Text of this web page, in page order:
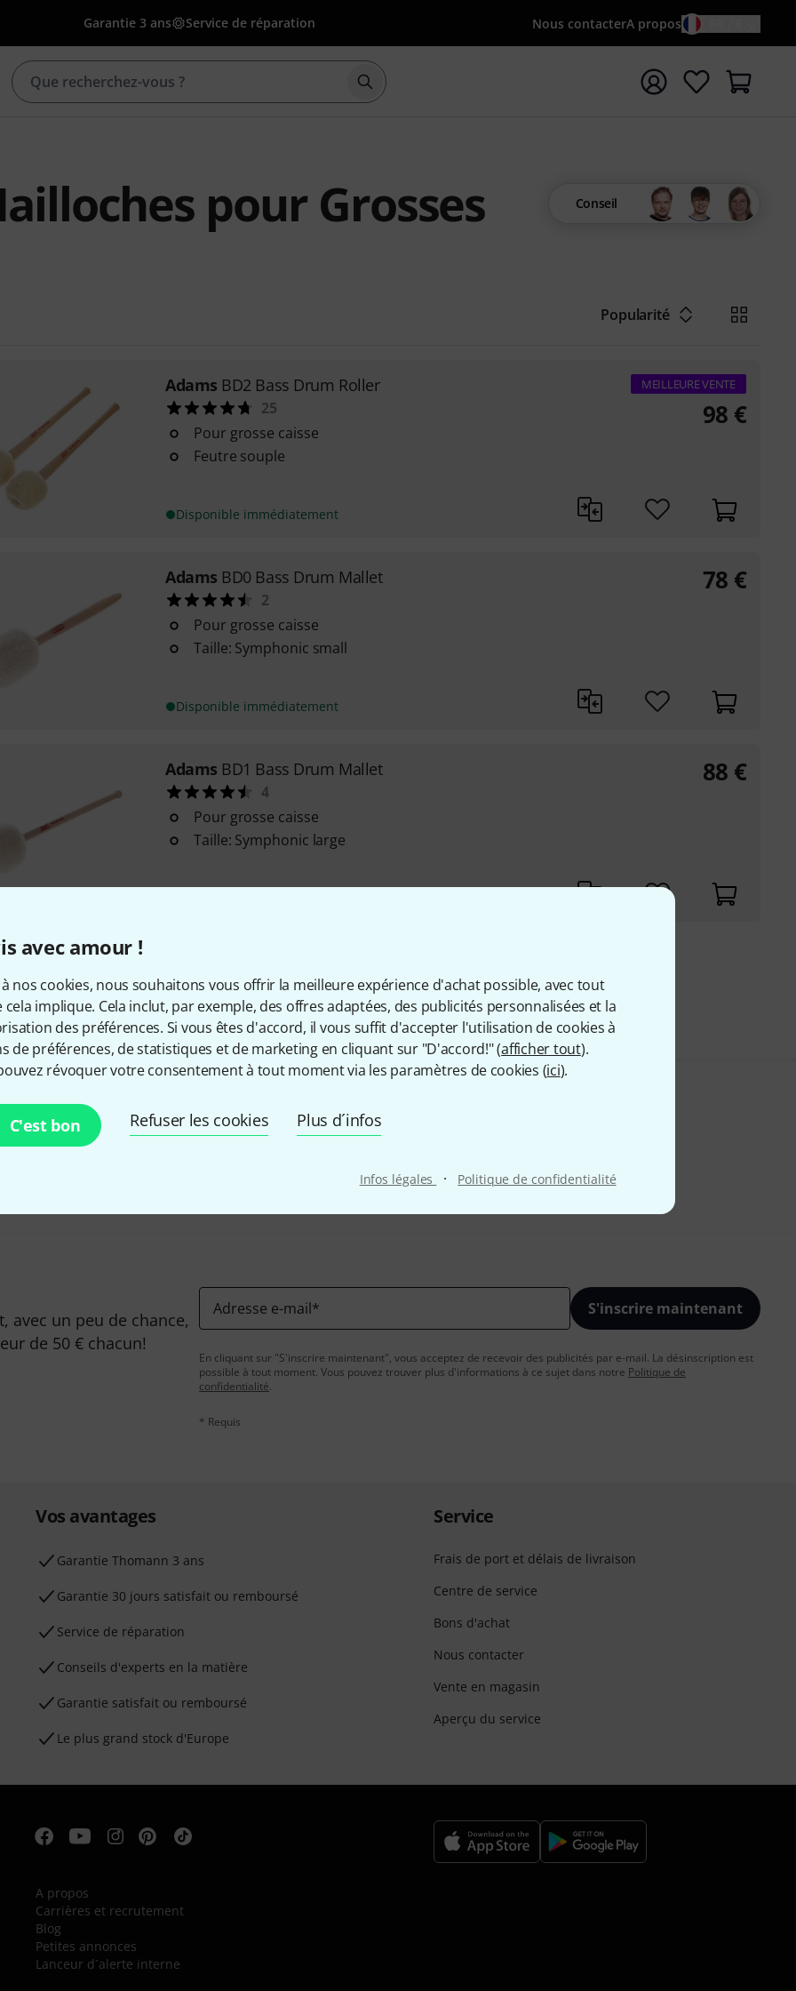
avec amour !
à nos cookies, nous souhaitons vous offrir la meilleure expérience d'achat possible, avec tout
cela implique. Cela inclut, par exemple, des offres adaptées, des publicités personnalisées et la
des préférences. Si vous êtes d'accord, il vous suffit d'accepter l'utilisation de cookies à
de préférences, de statistiques et de marketing en cliquant sur "D'accord!" (afficher tout).
révoquer votre consentement à tout moment via les paramètres de cookies (ici).
C'est bon Refuser les cookies Plus d´infos
Infos légales · Politique de confidentialité
Garantie 3 ans Service de réparation Nous contacterA propos
Démarrer la recherche avec le terme de recherche
pour Grosses
Conseil
Popularité
Adams BD2 Bass Drum Roller
25
Pour grosse caisse
Feutre souple
Disponible immédiatement
MEILLEURE VENTE
98 €
Adams BD0 Bass Drum Mallet
2
Pour grosse caisse
Taille: Symphonic small
Disponible immédiatement
78 €
Adams BD1 Bass Drum Mallet
4
Pour grosse caisse
Taille: Symphonic large
88 €
Les prix sont indiqués avec TVA comprise
Aimez-vous ce que vous voyez ?
avec un peu de chance,
de 50 € chacun!
Adresse e-mail* S'inscrire maintenant
En cliquant sur "S'inscrire maintenant", vous acceptez de recevoir des publicités par e-mail. La désinscription est
possible à tout moment. Vous pouvez trouver plus d'informations à ce sujet dans notre Politique de
confidentialité.
* Requis
Vos avantages
Ga­ran­tie Thomann 3 ans
Garantie 30 jours satisfait ou remboursé
Service de réparation
Conseils d'experts en la matière
Garantie satisfait ou remboursé
Le plus grand stock d'Europe
Service
Frais de port et délais de livraison
Centre de service
Bons d'achat
Nous contacter
Vente en magasin
Aperçu du service
A propos
Carrières et recrutement
Blog
Petites annonces
Lanceur d´alerte interne